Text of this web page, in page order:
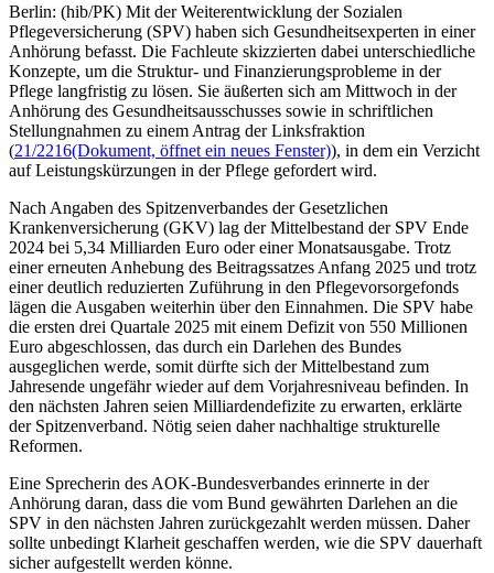
Berlin: (hib/PK) Mit der Weiterentwicklung der Sozialen
Pflegeversicherung (SPV) haben sich Gesundheitsexperten in einer
Anhörung befasst. Die Fachleute skizzierten dabei unterschiedliche
Konzepte, um die Struktur- und Finanzierungsprobleme in der
Pflege langfristig zu lösen. Sie äußerten sich am Mittwoch in der
Anhörung des Gesundheitsausschusses sowie in schriftlichen
Stellungnahmen zu einem Antrag der Linksfraktion
(21/2216(Dokument, öffnet ein neues Fenster)), in dem ein Verzicht
auf Leistungskürzungen in der Pflege gefordert wird.
Nach Angaben des Spitzenverbandes der Gesetzlichen
Krankenversicherung (GKV) lag der Mittelbestand der SPV Ende
2024 bei 5,34 Milliarden Euro oder einer Monatsausgabe. Trotz
einer erneuten Anhebung des Beitragssatzes Anfang 2025 und trotz
einer deutlich reduzierten Zuführung in den Pflegevorsorgefonds
lägen die Ausgaben weiterhin über den Einnahmen. Die SPV habe
die ersten drei Quartale 2025 mit einem Defizit von 550 Millionen
Euro abgeschlossen, das durch ein Darlehen des Bundes
ausgeglichen werde, somit dürfte sich der Mittelbestand zum
Jahresende ungefähr wieder auf dem Vorjahresniveau befinden. In
den nächsten Jahren seien Milliardendefizite zu erwarten, erklärte
der Spitzenverband. Nötig seien daher nachhaltige strukturelle
Reformen.
Eine Sprecherin des AOK-Bundesverbandes erinnerte in der
Anhörung daran, dass die vom Bund gewährten Darlehen an die
SPV in den nächsten Jahren zurückgezahlt werden müssen. Daher
sollte unbedingt Klarheit geschaffen werden, wie die SPV dauerhaft
sicher aufgestellt werden könne.